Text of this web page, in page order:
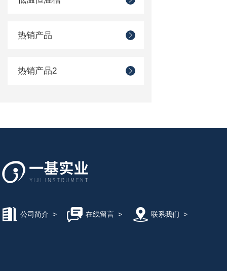
热销产品
热销产品2
公司简介 > 在线留言> 联系我们 >